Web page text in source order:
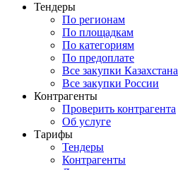
Тендеры
По регионам
По площадкам
По категориям
По предоплате
Все закупки Казахстана
Все закупки России
Контрагенты
Проверить контрагента
Об услуге
Тарифы
Тендеры
Контрагенты